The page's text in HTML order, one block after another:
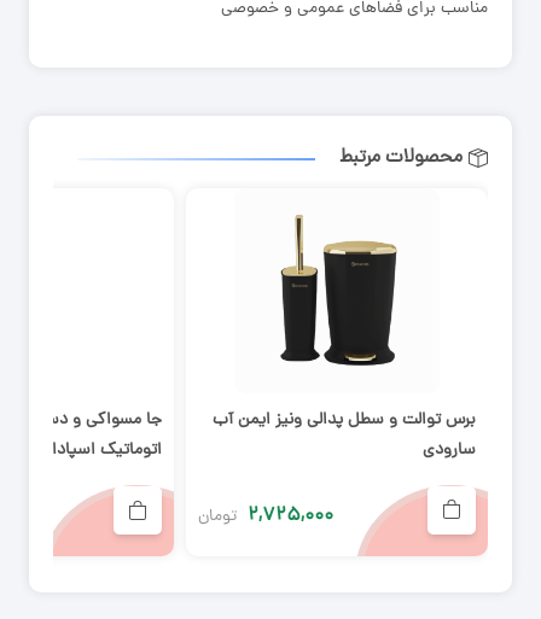
مناسب برای فضاهای عمومی و خصوصی
محصولات مرتبط
برس توالت و سطل پدالی ونیز ایمن آب
سارودی
۲,۷۲۵,۰۰۰ تومان
جا مسواکی و دستگاه
اتوماتیک اسپادانا سفید